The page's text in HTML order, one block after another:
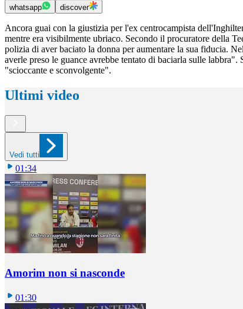
whatsapp discover
Ancora guai con la giustizia per l'ex centrocampista
mentre era visibilmente ubriaco. Secondo il procuratore della
polizia di aver baciato la donna per aumentare la sua fiducia.
averle preso le guance avrebbe tentato di baciarla sulle
"scioccante e sconvolgente".
Ultimi video
Vedi tutti
01:34
Amorim non si nasconde
01:30